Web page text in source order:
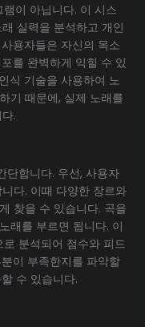
이 아닙니다. 이 시스
실력을 분석하고 개인
용자들은 자신의 목소
를 완벽하게 익힐 수 있
식 기술을 사용하여 노
기 때문에, 실제 노래를
.
단합니다. 우선, 사용자
다. 이때 다양한 장르와
찾을 수 있습니다. 곡을
래를 부르면 됩니다. 이
분석되어 점수와 피드
이 부족한지를 파악할
수 있습니다.